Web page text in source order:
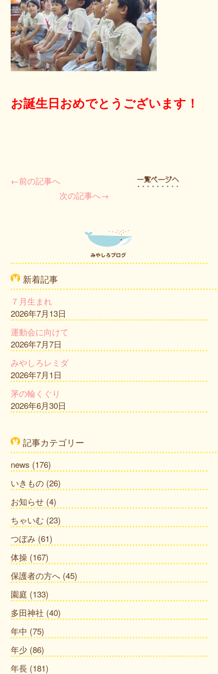
お誕生日おめでとうございます！
←前の記事へ
次の記事へ→
新着記事
７月生まれ
2026年7月13日
運動会に向けて
2026年7月7日
みやしろレミダ
2026年7月1日
茅の輪くぐり
2026年6月30日
記事カテゴリー
news (176)
いきもの (26)
お知らせ (4)
ちゃいむ (23)
つぼみ (61)
体操 (167)
保護者の方へ (45)
園庭 (133)
多田神社 (40)
年中 (75)
年少 (86)
年長 (181)